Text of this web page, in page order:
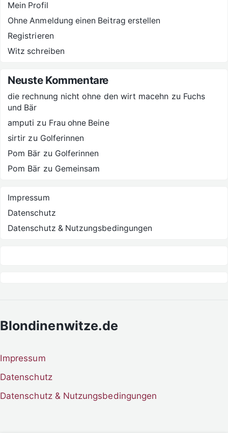
Mein Profil
Ohne Anmeldung einen Beitrag erstellen
Registrieren
Witz schreiben
Neuste Kommentare
die rechnung nicht ohne den wirt macehn zu Fuchs
und Bär
amputi zu Frau ohne Beine
sirtir zu Golferinnen
Pom Bär zu Golferinnen
Pom Bär zu Gemeinsam
Impressum
Datenschutz
Datenschutz & Nutzungsbedingungen
Blondinenwitze.de
Impressum
Datenschutz
Datenschutz & Nutzungsbedingungen